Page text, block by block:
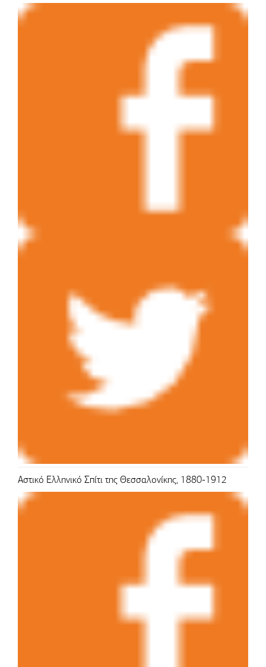
Αστικό Ελληνικό Σπίτι της Θεσσαλονίκης, 1880-1912